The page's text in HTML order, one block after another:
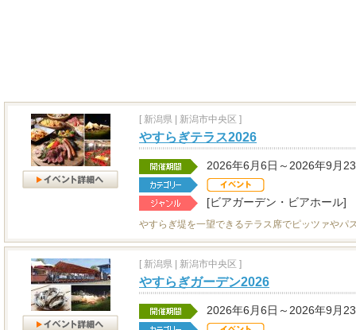
[ 新潟県 新潟市中央区 ]
やすらぎテラス2026
2026年6月6日～2026年9月
[ビアガーデン・ビアホール]
やすらぎ堤を一望できるテラス席でピッツァやパ
[ 新潟県 新潟市中央区 ]
やすらぎガーデン2026
2026年6月6日～2026年9月